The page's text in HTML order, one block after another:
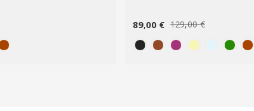
89,00 € 129,00 €